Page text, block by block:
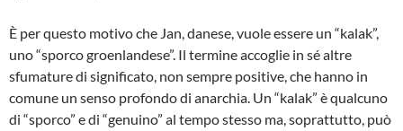
È per questo motivo che Jan, danese, vuole essere un “kalak”,
uno “sporco groenlandese”. Il termine accoglie in sé altre
sfumature di significato, non sempre positive, che hanno in
comune un senso profondo di anarchia. Un “kalak” è qualcuno
di “sporco” e di “genuino” al tempo stesso ma, soprattutto, può